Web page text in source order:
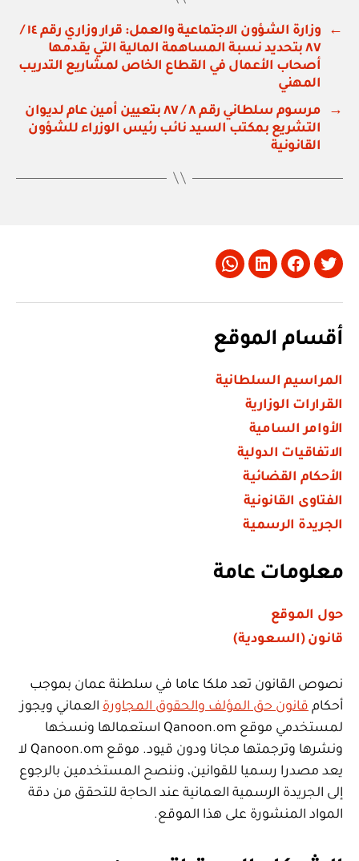
←
وزارة الشؤون الاجتماعية والعمل: قرار وزاري رقم ١٤ /
٨٧ بتحديد نسبة المساهمة المالية التي يقدمها
أصحاب الأعمال في القطاع الخاص لمشاريع التدريب
المهني
→
مرسوم سلطاني رقم ٨ / ٨٧ بتعيين أمين عام لديوان
التشريع بمكتب السيد نائب رئيس الوزراء للشؤون
القانونية
Twitter
Facebook
LinkedIn
Whatsapp
أقسام الموقع
المراسيم السلطانية
القرارات الوزارية
الأوامر السامية
الاتفاقيات الدولية
الأحكام القضائية
الفتاوى القانونية
الجريدة الرسمية
معلومات عامة
حول الموقع
قانون (السعودية)
نصوص القانون تعد ملكا عاما في سلطنة عمان بموجب
أحكام قانون حق المؤلف والحقوق المجاورة العماني ويجوز
لمستخدمي موقع Qanoon.om استعمالها ونسخها
ونشرها وترجمتها مجانا ودون قيود. موقع Qanoon.om لا
يعد مصدرا رسميا للقوانين، وننصح المستخدمين بالرجوع
إلى الجريدة الرسمية العمانية عند الحاجة للتحقق من دقة
المواد المنشورة على هذا الموقع.